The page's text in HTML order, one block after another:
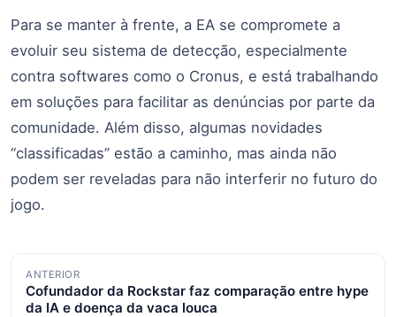
Para se manter à frente, a EA se compromete a
evoluir seu sistema de detecção, especialmente
contra softwares como o Cronus, e está trabalhando
em soluções para facilitar as denúncias por parte da
comunidade. Além disso, algumas novidades
“classificadas” estão a caminho, mas ainda não
podem ser reveladas para não interferir no futuro do
jogo.
Navegação
de
ANTERIOR
Cofundador da Rockstar faz comparação entre hype
da IA e doença da vaca louca